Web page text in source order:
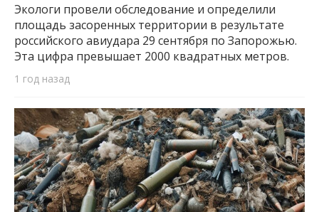
Экологи провели обследование и определили
площадь засоренных территории в результате
российского авиудара 29 сентября по Запорожью.
Эта цифра превышает 2000 квадратных метров.
1 год назад